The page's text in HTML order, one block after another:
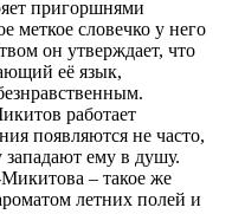
пригоршнями
меткое словечко у него
он утверждает, что
её язык,
работает
появляются не часто,
западают ему в душу.
– такое же
летних полей и